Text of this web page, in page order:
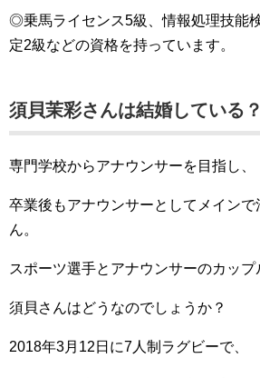
◎乗馬ライセンス5級、情報処理技能
定2級などの資格を持っています。
須貝茉彩さんは結婚している？
専門学校からアナウンサーを目指し、
卒業後もアナウンサーとしてメインで
ん。
スポーツ選手とアナウンサーのカップ
須貝さんはどうなのでしょうか？
2018年3月12日に7人制ラグビーで、